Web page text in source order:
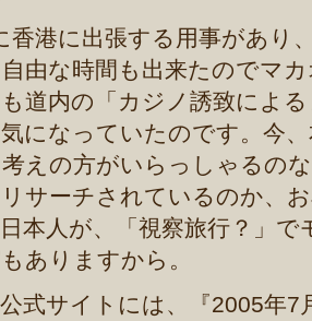
香港に出張する用事があり
由な時間も出来たのでマ
道内の「カジノ誘致によ
になっていたのです。今
えの方がいらっしゃるの
サーチされているのか、
本人が、「視察旅行？」
ありますから。
式サイトには、『2005年